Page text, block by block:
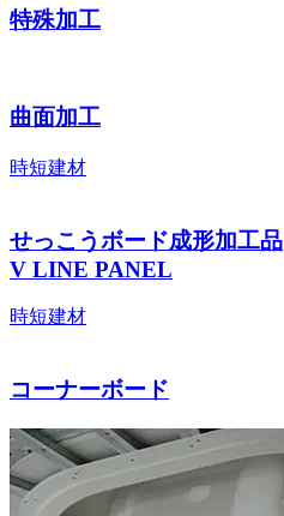
特殊加工
曲面加工
時短建材
せっこうボード成形加工品
V LINE PANEL
時短建材
コーナーボード